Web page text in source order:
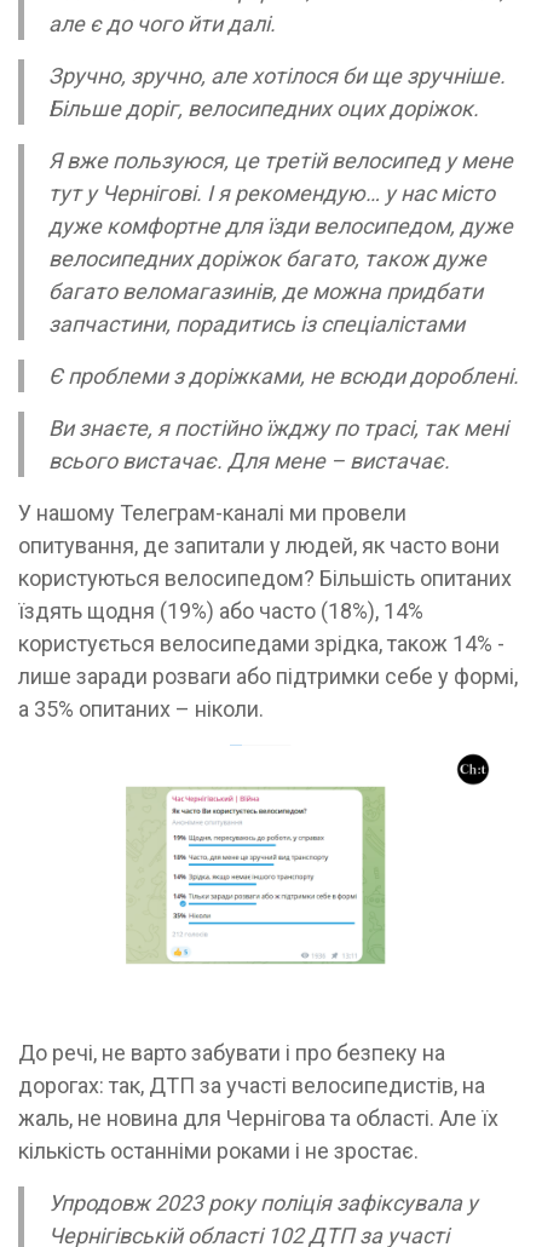
але є до чого йти далі.
Зручно, зручно, але хотілося би ще зручніше.
Більше доріг, велосипедних оцих доріжок.
Я вже пользуюся, це третій велосипед у мене
тут у Чернігові. І я рекомендую… у нас місто
дуже комфортне для їзди велосипедом, дуже
велосипедних доріжок багато, також дуже
багато веломагазинів, де можна придбати
запчастини, порадитись із спеціалістами
Є проблеми з доріжками, не всюди дороблені.
Ви знаєте, я постійно їжджу по трасі, так мені
всього вистачає. Для мене – вистачає.
У нашому Телеграм-каналі ми провели
опитування, де запитали у людей, як часто вони
користуються велосипедом? Більшість опитаних
їздять щодня (19%) або часто (18%), 14%
користується велосипедами зрідка, також 14% -
лише заради розваги або підтримки себе у формі,
а 35% опитаних – ніколи.
До речі, не варто забувати і про безпеку на
дорогах: так, ДТП за участі велосипедистів, на
жаль, не новина для Чернігова та області. Але їх
кількість останніми роками і не зростає.
Упродовж 2023 року поліція зафіксувала у
Чернігівській області 102 ДТП за участі